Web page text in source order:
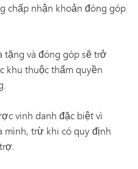
chấp nhận khoản đóng góp
tặng và đóng góp sẽ trở
khu thuộc thẩm quyền
vinh danh đặc biệt vì
mình, trừ khi có quy định